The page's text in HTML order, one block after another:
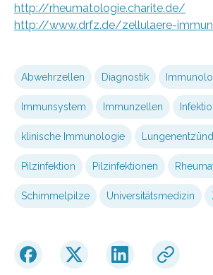
http://rheumatologie.charite.de/
http://www.drfz.de/zellulaere-
Abwehrzellen Diagnostik
Immunsystem Immunzellen
klinische Immunologie
Pilzinfektion Pilzinfektionen
Schimmelpilze Universitätsmedizin